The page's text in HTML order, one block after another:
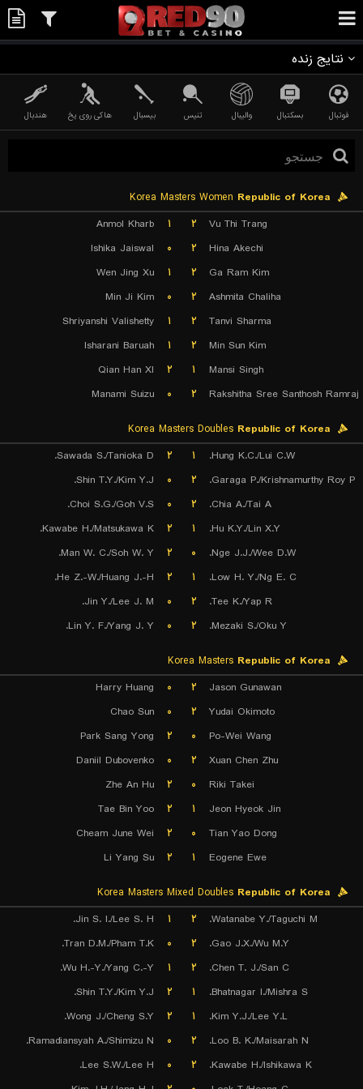
نتایج زنده
فوتبال بسکتبال والیبال تنیس بیسبال هاکی روی یخ هندبال
Republic of Korea
Vu Thi Trang
۲ ۱
Anmol Kharb
Hina Akechi
۲ ۰
Ishika Jaiswal
Ga Ram Kim
۲ ۱
Wen Jing Xu
Ashmita Chaliha
۲ ۰
Min Ji Kim
Tanvi Sharma
۲ ۱
Shriyanshi Valishetty
Min Sun Kim
۲ ۱
Isharani Baruah
Mansi Singh
۱ ۲
Qian Han XI
Rakshitha Sree Santhosh Ramraj
۲ ۰ Manami Suizu
Republic of Korea
Hung K.C./Lui C.W.
۱ ۲
Sawada S./Tanioka D.
Garaga P./Krishnamurthy Roy P.
۲ ۰
Shin T.Y./Kim Y.J.
Chia A./Tai A.
۲ ۰
Choi S.G./Goh V.S.
Hu K.Y./Lin X.Y.
۱ ۲
Kawabe H./Matsukawa K.
Nge J.J./Wee D.W.
۰ ۲
Man W. C./Soh W. Y.
Low H. Y./Ng E. C.
۱ ۲
He Z.-W./Huang J.-H.
Tee K./Yap R.
۲ ۰
Jin Y./Lee J. M.
Mezaki S./Oku Y.
۲ ۰ Lin Y. F./Yang J. Y.
Republic of Korea
Jason Gunawan
۲ ۰
Harry Huang
Yudai Okimoto
۲ ۰
Chao Sun
Po-Wei Wang
۰ ۲
Park Sang Yong
Xuan Chen Zhu
۲ ۰
Daniil Dubovenko
Riki Takei
۰ ۲
Zhe An Hu
Jeon Hyeok Jin
۱ ۲
Tae Bin Yoo
Tian Yao Dong
۰ ۲
Cheam June Wei
Eogene Ewe
۱ ۲ Li Yang Su
Republic of Korea
Watanabe Y./Taguchi M.
۲ ۱
Jin S. I./Lee S. H.
Gao J.X./Wu M.Y.
۲ ۰
Tran D.M./Pham T.K.
Chen T. J./San C.
۲ ۱
Wu H.-Y./Yang C.-Y.
Bhatnagar I./Mishra S.
۱ ۲
Shin T.Y./Kim Y.J.
Kim Y.J./Lee Y.L.
۱ ۲
Wong J./Cheng S.Y.
Loo B. K./Maisarah N.
۲ ۰
Ramadiansyah A./Shimizu N.
Kawabe H./Ishikawa K.
۲ ۰
Lee S.W./Lee H.